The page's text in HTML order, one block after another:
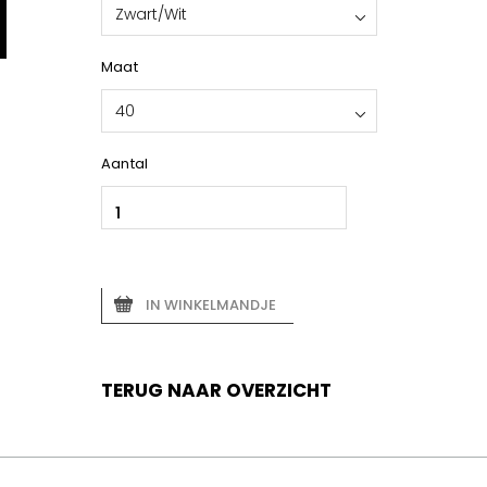
Zwart/Wit
Maat
40
Aantal
IN WINKELMANDJE
TERUG NAAR OVERZICHT